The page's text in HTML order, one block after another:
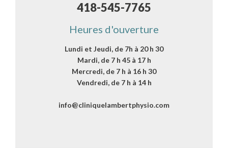
418-545-7765
Heures d'ouverture
Lundi et Jeudi, de 7h à 20 h 30
Mardi, de 7 h 45 à 17 h
Mercredi, de 7 h à 16 h 30
Vendredi, de 7 h à 14 h
info@cliniquelambertphysio.com